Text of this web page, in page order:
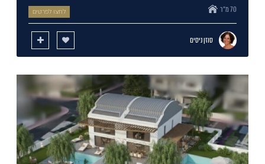
70 מ"ר לחצו לפרטים
סוזן ניסים